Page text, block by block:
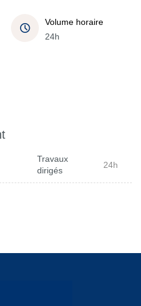
Volume horaire
24h
Travaux
dirigés
24h